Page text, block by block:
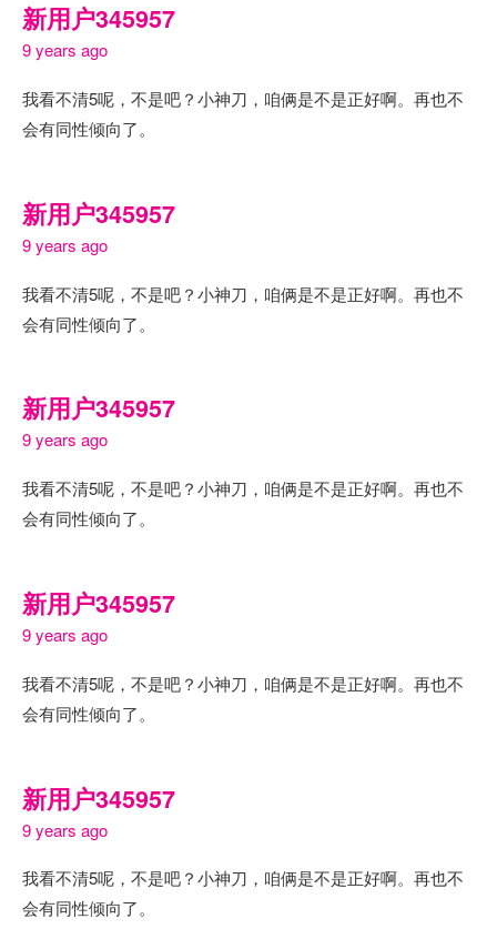
新用户345957
9 years ago
我看不清5呢，不是吧？小神刀，咱俩是不是正好啊。再也不
会有同性倾向了。
新用户345957
9 years ago
我看不清5呢，不是吧？小神刀，咱俩是不是正好啊。再也不
会有同性倾向了。
新用户345957
9 years ago
我看不清5呢，不是吧？小神刀，咱俩是不是正好啊。再也不
会有同性倾向了。
新用户345957
9 years ago
我看不清5呢，不是吧？小神刀，咱俩是不是正好啊。再也不
会有同性倾向了。
新用户345957
9 years ago
我看不清5呢，不是吧？小神刀，咱俩是不是正好啊。再也不
会有同性倾向了。